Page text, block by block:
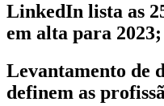
LinkedIn lista as
em alta para
Levantamento de
definem as